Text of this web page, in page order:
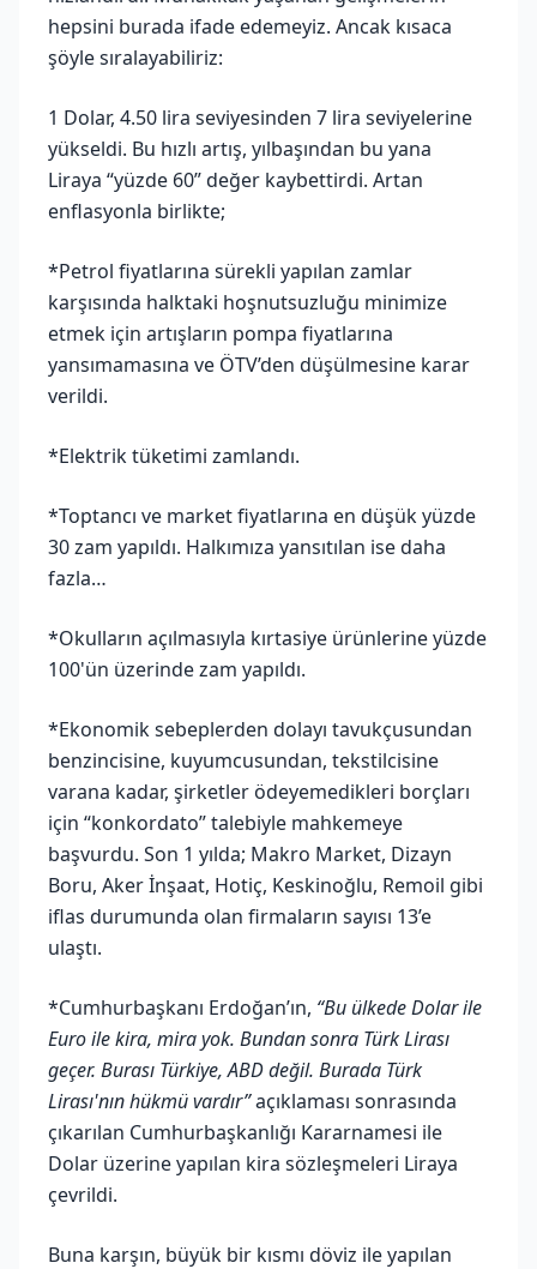
hepsini burada ifade edemeyiz. Ancak kısaca
şöyle sıralayabiliriz:
1 Dolar, 4.50 lira seviyesinden 7 lira seviyelerine
yükseldi. Bu hızlı artış, yılbaşından bu yana
Liraya “yüzde 60” değer kaybettirdi. Artan
enflasyonla birlikte;
*Petrol fiyatlarına sürekli yapılan zamlar
karşısında halktaki hoşnutsuzluğu minimize
etmek için artışların pompa fiyatlarına
yansımamasına ve ÖTV’den düşülmesine karar
verildi.
*Elektrik tüketimi zamlandı.
*Toptancı ve market fiyatlarına en düşük yüzde
30 zam yapıldı. Halkımıza yansıtılan ise daha
fazla…
*Okulların açılmasıyla kırtasiye ürünlerine yüzde
100'ün üzerinde zam yapıldı.
*Ekonomik sebeplerden dolayı tavukçusundan
benzincisine, kuyumcusundan, tekstilcisine
varana kadar, şirketler ödeyemedikleri borçları
için “konkordato” talebiyle mahkemeye
başvurdu. Son 1 yılda; Makro Market, Dizayn
Boru, Aker İnşaat, Hotiç, Keskinoğlu, Remoil gibi
iflas durumunda olan firmaların sayısı 13’e
ulaştı.
*Cumhurbaşkanı Erdoğan’ın, “Bu ülkede Dolar ile
Euro ile kira, mira yok. Bundan sonra Türk Lirası
geçer. Burası Türkiye, ABD değil. Burada Türk
Lirası'nın hükmü vardır”açıklaması sonrasında
çıkarılan Cumhurbaşkanlığı Kararnamesi ile
Dolar üzerine yapılan kira sözleşmeleri Liraya
çevrildi.
Buna karşın, büyük bir kısmı döviz ile yapılan